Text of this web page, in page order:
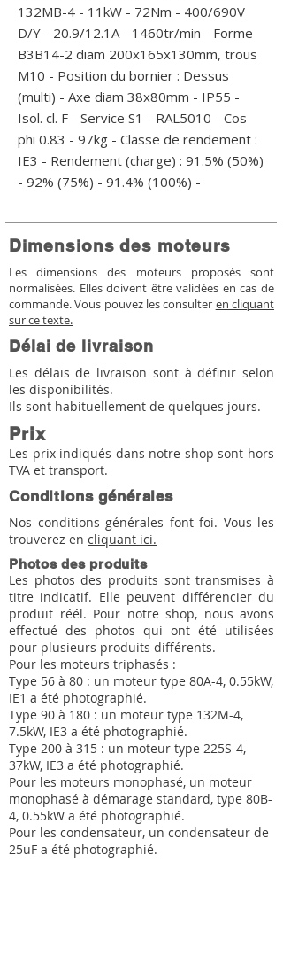
132MB-4 - 11kW - 72Nm - 400/690V
D/Y - 20.9/12.1A - 1460tr/min - Forme
B3B14-2 diam 200x165x130mm, trous
M10 - Position du bornier : Dessus
(multi) - Axe diam 38x80mm - IP55 -
Isol. cl. F - Service S1 - RAL5010 - Cos
phi 0.83 - 97kg - Classe de rendement :
IE3 - Rendement (charge) : 91.5% (50%)
- 92% (75%) - 91.4% (100%) -
Dimensions des moteurs
Les dimensions des moteurs proposés sont
normalisées. Elles doivent être validées en cas de
commande. Vous pouvez les consulter en cliquant
sur ce texte.
Délai de livraison
Les délais de livraison sont à définir selon
les disponibilités.
Ils sont habituellement de quelques jours.
Prix
Les prix indiqués dans notre shop sont hors
TVA et transport.
Conditions générales
Nos conditions générales font foi. Vous les
trouverez en cliquant ici.
Photos des produits
Les photos des produits sont transmises à
titre indicatif. Elle peuvent différencier du
produit réél. Pour notre shop, nous avons
effectué des photos qui ont été utilisées
pour plusieurs produits différents.
Pour les moteurs triphasés :
Type 56 à 80 : un moteur type 80A-4, 0.55kW,
IE1 a été photographié.
Type 90 à 180 : un moteur type 132M-4,
7.5kW, IE3 a été photographié.
Type 200 à 315 : un moteur type 225S-4,
37kW, IE3 a été photographié.
Pour les moteurs monophasé, un moteur
monophasé à démarage standard, type 80B-
4, 0.55kW a été photographié.
Pour les condensateur, un condensateur de
25uF a été photographié.